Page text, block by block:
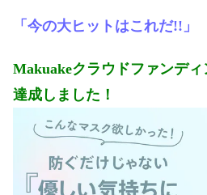
「今の大ヒットはこれだ!!
Makuakeクラウドファンディ
達成しました！